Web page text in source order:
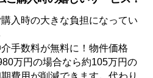
購入時の大きな負担になってい
手数料が無料に！物件価格
万円の場合なら約105万円の
費用が削減できます。代わり